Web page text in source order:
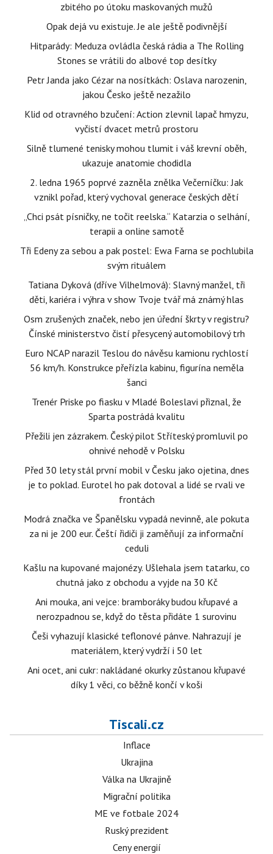
zbitého po útoku maskovaných mužů
Opak dejá vu existuje. Je ale ještě podivnější
Hitparády: Meduza ovládla česká rádia a The Rolling
Stones se vrátili do albové top desítky
Petr Janda jako Cézar na nosítkách: Oslava narozenin,
jakou Česko ještě nezažilo
Klid od otravného bzučení: Action zlevnil lapač hmyzu,
vyčistí dvacet metrů prostoru
Silně tlumené tenisky mohou tlumit i váš krevní oběh,
ukazuje anatomie chodidla
2. ledna 1965 poprvé zazněla znělka Večerníčku: Jak
vznikl pořad, který vychoval generace českých dětí
„Chci psát písničky, ne točit reelska.“ Katarzia o selhání,
terapii a online samotě
Tři Edeny za sebou a pak postel: Ewa Farna se pochlubila
svým rituálem
Tatiana Dyková (dříve Vilhelmová): Slavný manžel, tři
děti, kariéra i výhra v show Tvoje tvář má známý hlas
Osm zrušených značek, nebo jen úřední škrty v registru?
Čínské ministerstvo čistí přesycený automobilový trh
Euro NCAP narazil Teslou do návěsu kamionu rychlostí
56 km/h. Konstrukce přeřízla kabinu, figurína neměla
šanci
Trenér Priske po fiasku v Mladé Boleslavi přiznal, že
Sparta postrádá kvalitu
Přežili jen zázrakem. Český pilot Stříteský promluvil po
ohnivé nehodě v Polsku
Před 30 lety stál první mobil v Česku jako ojetina, dnes
je to poklad. Eurotel ho pak dotoval a lidé se rvali ve
frontách
Modrá značka ve Španělsku vypadá nevinně, ale pokuta
za ni je 200 eur. Čeští řidiči ji zaměňují za informační
ceduli
Kašlu na kupované majonézy. Ušlehala jsem tatarku, co
chutná jako z obchodu a vyjde na 30 Kč
Ani mouka, ani vejce: bramboráky budou křupavé a
nerozpadnou se, když do těsta přidáte 1 surovinu
Češi vyhazují klasické teflonové pánve. Nahrazují je
materiálem, který vydrží i 50 let
Ani ocet, ani cukr: nakládané okurky zůstanou křupavé
díky 1 věci, co běžně končí v koši
Tiscali.cz
Inflace
Ukrajina
Válka na Ukrajině
Migrační politika
ME ve fotbale 2024
Ruský prezident
Ceny energií